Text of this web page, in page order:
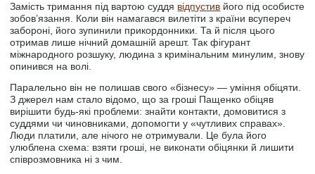
Замість тримання під вартою суддя відпустив його під особисте
зобов’язання. Коли він намагався вилетіти з країни всупереч
забороні, його зупинили прикордонники. Та й після цього
отримав лише нічний домашній арешт. Так фігурант
міжнародного розшуку, людина з кримінальним минулим, знову
опинився на волі.
Паралельно він не полишав свого «бізнесу» — уміння обіцяти.
З джерел нам стало відомо, що за гроші Пащенко обіцяв
вирішити будь-які проблеми: знайти контакти, домовитися з
суддями чи чиновниками, допомогти у «чутливих справах».
Люди платили, але нічого не отримували. Це була його
улюблена схема: взяти гроші, не виконати обіцянки й лишити
співрозмовника ні з чим.